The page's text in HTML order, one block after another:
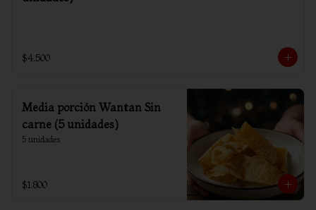
$4.500
Media porción Wantan Sin
carne (5 unidades)
5 unidades
$1.800